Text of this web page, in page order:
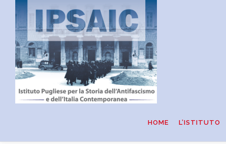
Passa
contenuto
HOME L’ISTITUTO